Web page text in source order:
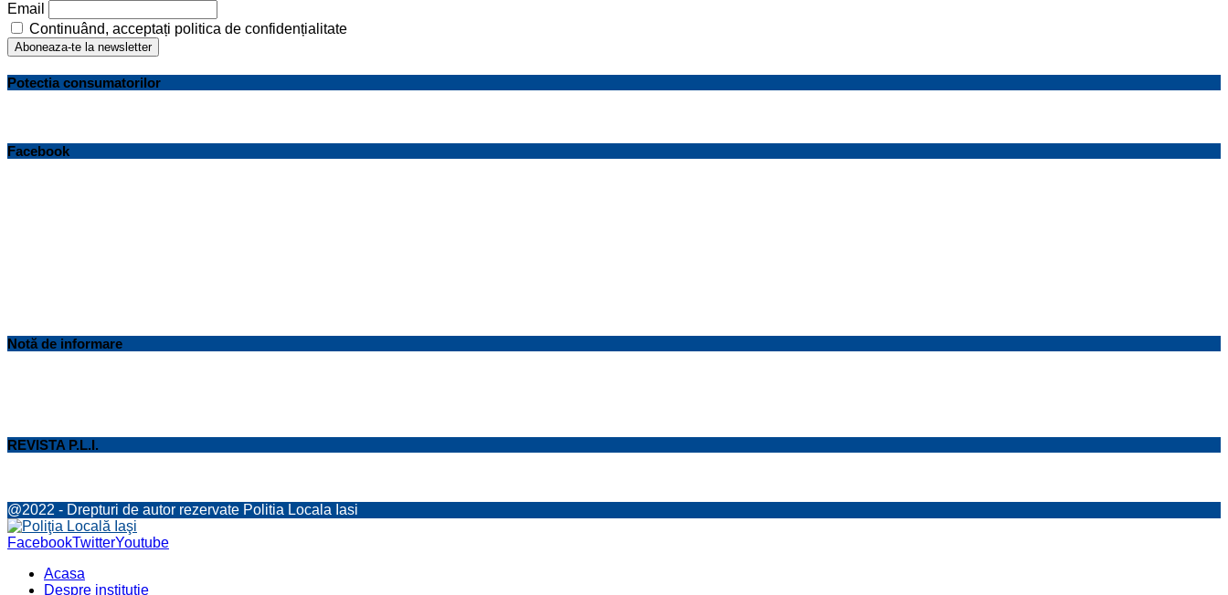
Email
Continuând, acceptați politica de confidențialitate
Potectia consumatorilor
Facebook
Notă de informare
REVISTA P.L.I.
@2022 - Drepturi de autor rezervate Politia Locala Iasi
FacebookTwitterYoutube
Acasa
Despre instituţie